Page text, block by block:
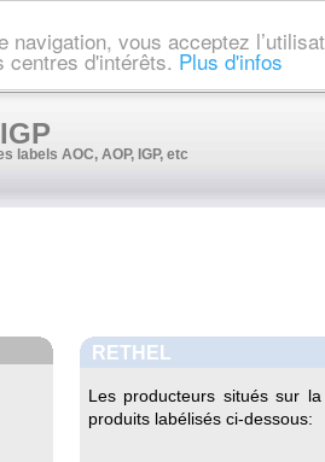
navigation, vous acceptez
centres d'intérêts. Plus d'infos
labels AOC, AOP, IGP, etc
RETHEL
Les producteurs situés sur
produits labélisés ci-dessous: